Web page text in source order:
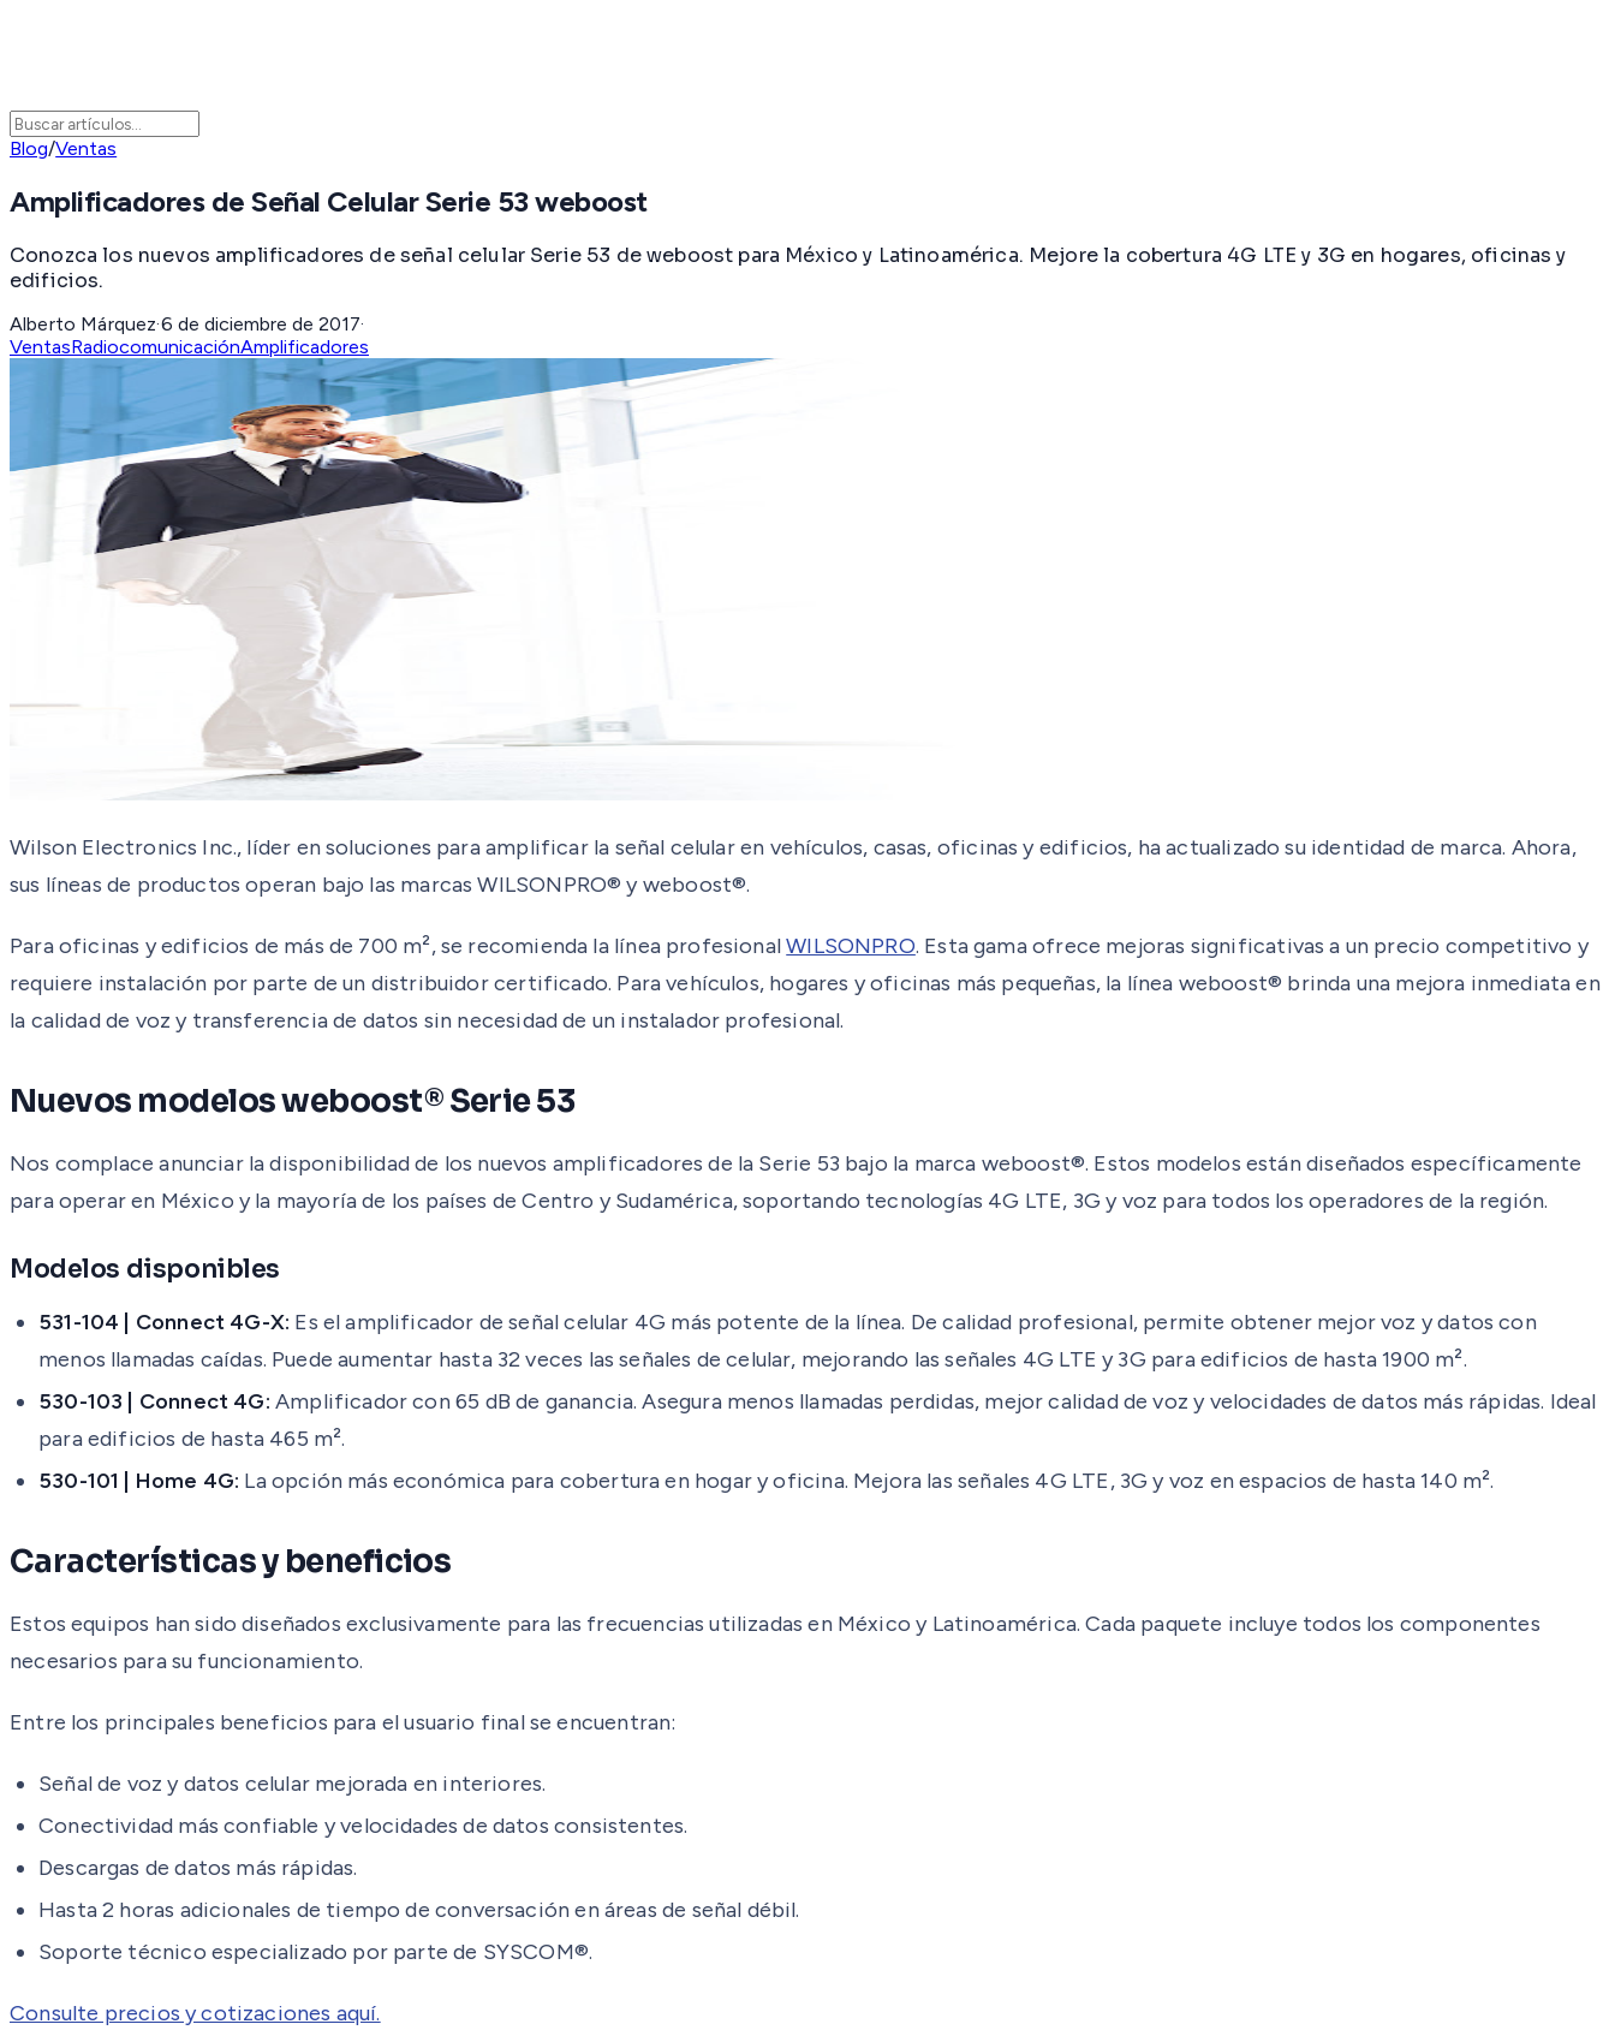
Blog/Ventas
Amplificadores de Señal Celular Serie 53 weboost
Conozca los nuevos amplificadores de señal celular Serie 53 de weboost para México y Latinoamérica. Mejore la cobertura 4G LTE y 3G en hogares, oficinas y
edificios.
Alberto Márquez·6 de diciembre de 2017·
VentasRadiocomunicaciónAmplificadores
Wilson Electronics Inc., líder en soluciones para amplificar la señal celular en vehículos, casas, oficinas y edificios, ha actualizado su identidad de marca. Ahora,
sus líneas de productos operan bajo las marcas WILSONPRO® y weboost®.
Para oficinas y edificios de más de 700 m², se recomienda la línea profesionalWILSONPRO. Esta gama ofrece mejoras significativas a un precio competitivo y
requiere instalación por parte de un distribuidor certificado. Para vehículos, hogares y oficinas más pequeñas, la línea weboost® brinda una mejora inmediata en
la calidad de voz y transferencia de datos sin necesidad de un instalador profesional.
Nuevos modelos weboost® Serie 53
Nos complace anunciar la disponibilidad de los nuevos amplificadores de la Serie 53 bajo la marca weboost®. Estos modelos están diseñados específicamente
para operar en México y la mayoría de los países de Centro y Sudamérica, soportando tecnologías 4G LTE, 3G y voz para todos los operadores de la región.
Modelos disponibles
531-104 | Connect 4G-X: Es el amplificador de señal celular 4G más potente de la línea. De calidad profesional, permite obtener mejor voz y datos con
menos llamadas caídas. Puede aumentar hasta 32 veces las señales de celular, mejorando las señales 4G LTE y 3G para edificios de hasta 1900 m².
530-103 | Connect 4G: Amplificador con 65 dB de ganancia. Asegura menos llamadas perdidas, mejor calidad de voz y velocidades de datos más rápidas. Ideal
para edificios de hasta 465 m².
530-101 | Home 4G: La opción más económica para cobertura en hogar y oficina. Mejora las señales 4G LTE, 3G y voz en espacios de hasta 140 m².
Características y beneficios
Estos equipos han sido diseñados exclusivamente para las frecuencias utilizadas en México y Latinoamérica. Cada paquete incluye todos los componentes
necesarios para su funcionamiento.
Entre los principales beneficios para el usuario final se encuentran:
Señal de voz y datos celular mejorada en interiores.
Conectividad más confiable y velocidades de datos consistentes.
Descargas de datos más rápidas.
Hasta 2 horas adicionales de tiempo de conversación en áreas de señal débil.
Soporte técnico especializado por parte de SYSCOM®.
Consulte precios y cotizaciones aquí.